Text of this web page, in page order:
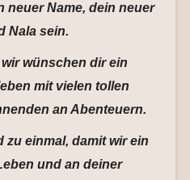
neuer Name, dein neuer
Nala sein.
wünschen dir ein
mit vielen tollen
an Abenteuern.
zu einmal, damit wir ein
und an deiner